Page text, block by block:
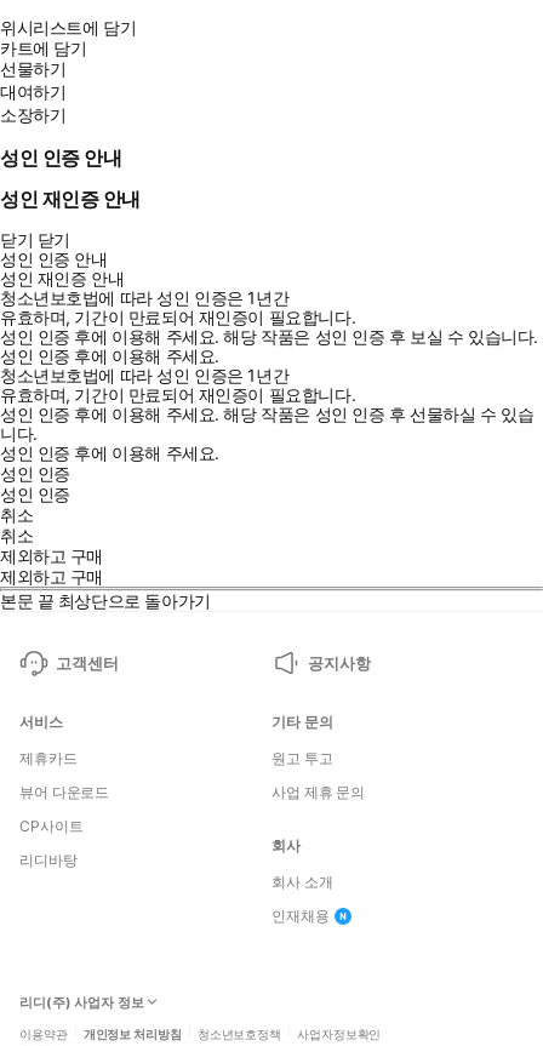
위시리스트에 담기
카트에 담기
선물하기
대여하기
소장하기
성인 인증 안내
성인 재인증 안내
닫기 닫기
성인 인증 안내
성인 재인증 안내
청소년보호법에 따라 성인 인증은 1년간
유효하며, 기간이 만료되어 재인증이 필요합니다.
성인 인증 후에 이용해 주세요.해당 작품은 성인 인증 후 보실 수 있습니다.
성인 인증 후에 이용해 주세요.
청소년보호법에 따라 성인 인증은 1년간
유효하며, 기간이 만료되어 재인증이 필요합니다.
성인 인증 후에 이용해 주세요.해당 작품은 성인 인증 후 선물하실 수 있습
니다.
성인 인증 후에 이용해 주세요.
성인 인증
성인 인증
취소
취소
제외하고 구매
제외하고 구매
본문 끝 최상단으로 돌아가기
고객센터 공지사항
서비스
제휴카드
뷰어 다운로드
CP사이트
리디바탕
기타 문의
원고 투고
사업 제휴 문의
회사
회사 소개
인재채용
리디(주) 사업자 정보
이용약관 개인정보 처리방침 청소년보호정책 사업자정보확인